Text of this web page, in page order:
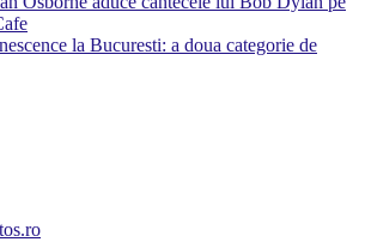
la Bucuresti: a doua categorie de